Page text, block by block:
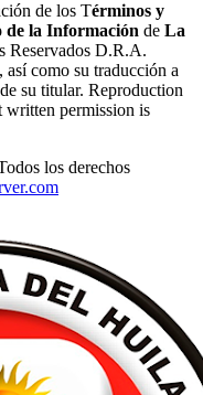
de los Términos y
de la Información de La
Reservados D.R.A.
como su traducción a
su titular. Reproduction
permission is
los derechos